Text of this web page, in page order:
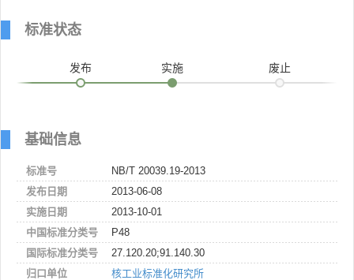
标准状态
发布 实施 废止
基础信息
标准号
NB/T 20039.19-2013
发布日期
2013-06-08
实施日期
2013-10-01
中国标准分类号
P48
国际标准分类号
27.120.20;91.140.30
归口单位
核工业标准化研究所